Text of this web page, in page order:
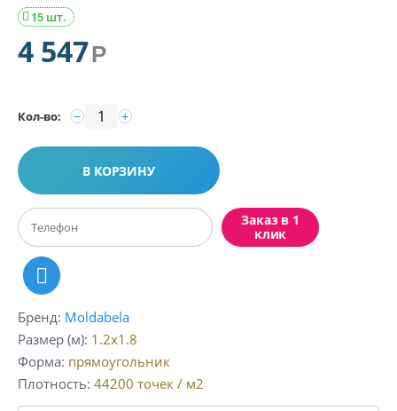
15 шт.

4 547Р
Кол-во: +
−
В КОРЗИНУ
Заказ в 1
клик
Бренд Moldabela
Размер (м) 1.2x1.8
Форма прямоугольник
Плотность 44200 точек / м2